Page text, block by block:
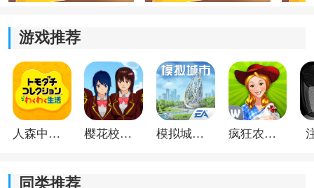
4)消除文字方块的操作简单易懂，轻松上手，你只需要集
中注意力，消除所有的文字方块即可过关。
游戏推荐
人森中文版 樱花校园模拟器1.048.00中文版 模拟城市我是巿长联机版 疯狂农场3美国派19
同类推荐